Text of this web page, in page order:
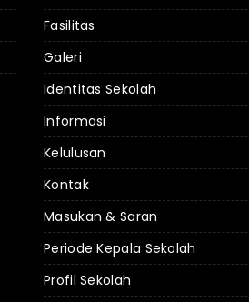
Fasilitas
Galeri
Identitas Sekolah
Informasi
Kelulusan
Kontak
Masukan & Saran
Periode Kepala Sekolah
Profil Sekolah